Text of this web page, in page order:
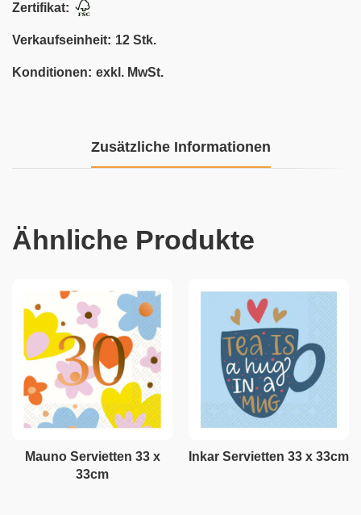
Zertifikat:
Verkaufseinheit: 12 Stk.
Konditionen: exkl. MwSt.
Zusätzliche Informationen
Ähnliche Produkte
Mauno Servietten 33 x
33cm
Inkar Servietten 33 x 33cm